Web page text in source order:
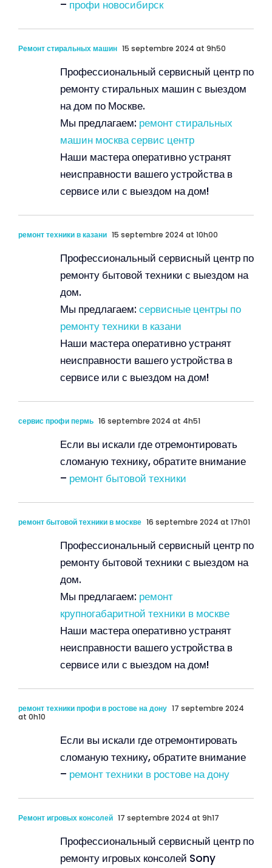
– профи новосибирск
Ремонт стиральных машин 15 septembre 2024 at 9h50
Профессиональный сервисный центр по
ремонту стиральных машин с выездом
на дом по Москве.
Мы предлагаем: ремонт стиральных
машин москва сервис центр
Наши мастера оперативно устранят
неисправности вашего устройства в
сервисе или с выездом на дом!
ремонт техники в казани 15 septembre 2024 at 10h00
Профессиональный сервисный центр по
ремонту бытовой техники с выездом на
дом.
Мы предлагаем: сервисные центры по
ремонту техники в казани
Наши мастера оперативно устранят
неисправности вашего устройства в
сервисе или с выездом на дом!
сервис профи пермь 16 septembre 2024 at 4h51
Если вы искали где отремонтировать
сломаную технику, обратите внимание
– ремонт бытовой техники
ремонт бытовой техники в москве 16 septembre 2024 at 17h01
Профессиональный сервисный центр по
ремонту бытовой техники с выездом на
дом.
Мы предлагаем: ремонт
крупногабаритной техники в москве
Наши мастера оперативно устранят
неисправности вашего устройства в
сервисе или с выездом на дом!
ремонт техники профи в ростове на дону 17 septembre 2024
at 0h10
Если вы искали где отремонтировать
сломаную технику, обратите внимание
– ремонт техники в ростове на дону
Ремонт игровых консолей 17 septembre 2024 at 9h17
Профессиональный сервисный центр по
ремонту игровых консолей Sony